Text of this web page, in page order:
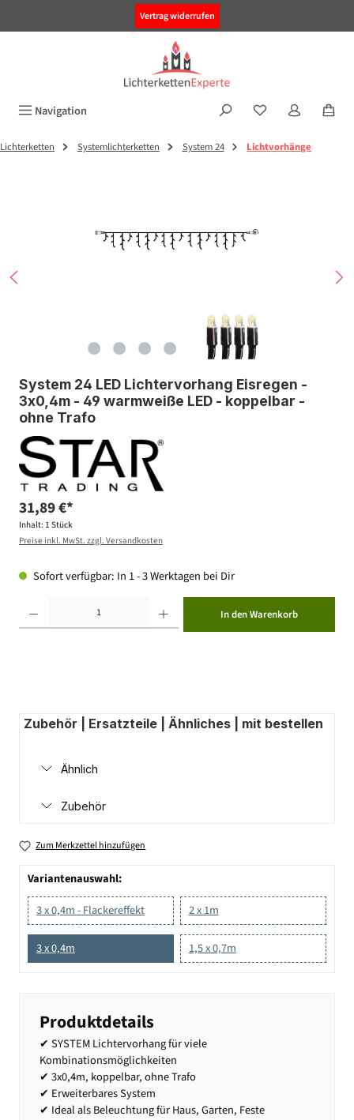
Vertrag widerrufen
Navigation
Lichterketten Systemlichterketten System 24 Lichtvorhänge
System 24 LED Lichtervorhang Eisregen -
3x0,4m - 49 warmweiße LED - koppelbar -
ohne Trafo
31,89 €*
Inhalt: 1 Stück
Preise inkl. MwSt. zzgl. Versandkosten
Sofort verfügbar: In 1 - 3 Werktagen bei Dir
In den Warenkorb
Zubehör | Ersatzteile | Ähnliches | mit bestellen
Ähnlich
Zubehör
Zum Merkzettel hinzufügen
Variantenauswahl:
3 x 0,4m - Flackereffekt
2 x 1m
3 x 0,4m 1,5 x 0,7m
Produktdetails
✔ SYSTEM Lichtervorhang für viele
Kombinationsmöglichkeiten
✔ 3x0,4m, koppelbar, ohne Trafo
✔ Erweiterbares System
✔ Ideal als Beleuchtung für Haus, Garten, Feste